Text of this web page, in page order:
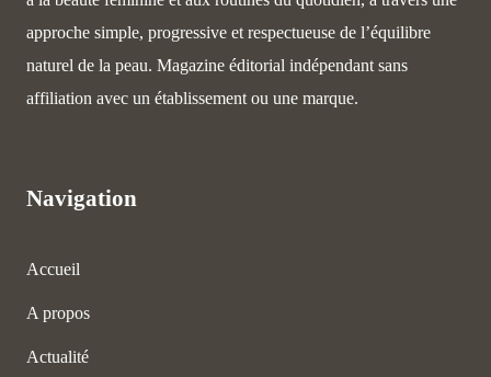
approche simple, progressive et respectueuse de l’équilibre
naturel de la peau. Magazine éditorial indépendant sans
affiliation avec un établissement ou une marque.
Navigation
Accueil
A propos
Actualité